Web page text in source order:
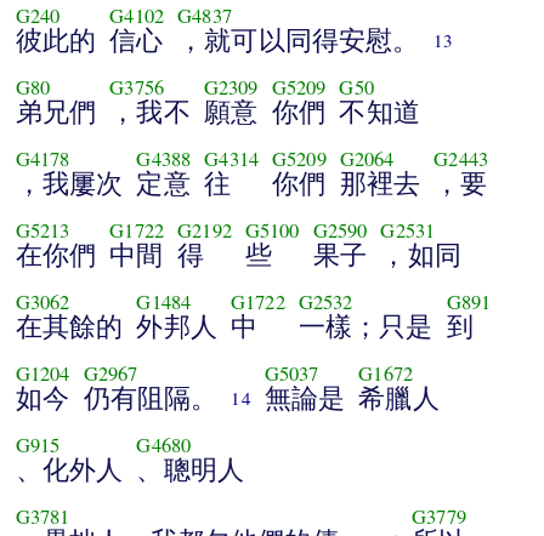
G240
彼此的
G4102
信心
G4837
，就可以同得安慰。 13
G80
弟兄們
G3756
，我不
G2309
願意
G5209
你們
G50
不知道
G4178
，我屢次
G4388
定意
G4314
往
G5209
你們
G2064
那裡去
G2443
，要
G5213
在你們
G1722
中間
G2192
得
G5100
些
G2590
果子
G2531
，如同
G3062
在其餘的
G1484
外邦人
G1722
中
G2532
一樣；只是
G891
到
G1204
如今
G2967
仍有阻隔。 14
G5037
無論是
G1672
希臘人
G915
、化外人
G4680
、聰明人
G3781 G3779